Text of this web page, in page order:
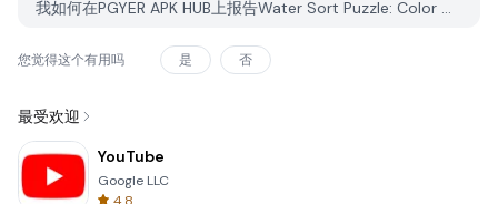
我如何在PGYER APK HUB上报告Water Sort Puzzle: Color Game的问题？
您觉得这个有用吗 是 否
最受欢迎
YouTube
Google LLC